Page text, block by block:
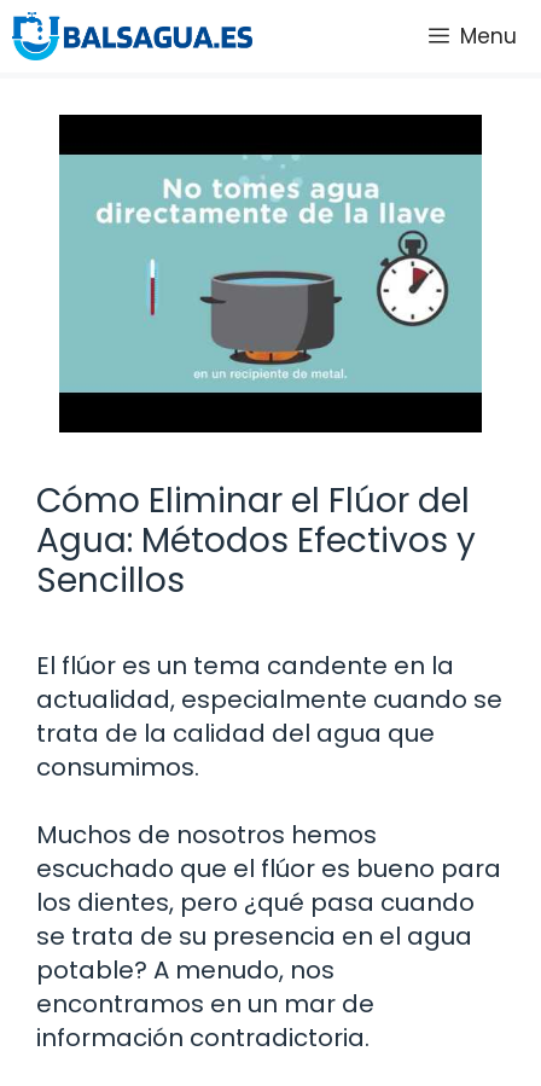
Saltar
al
Menu
Cómo Eliminar el Flúor del
Agua: Métodos Efectivos y
Sencillos
El flúor es un tema candente en la
actualidad, especialmente cuando se
trata de la calidad del agua que
consumimos.
Muchos de nosotros hemos
escuchado que el flúor es bueno para
los dientes, pero ¿qué pasa cuando
se trata de su presencia en el agua
potable? A menudo, nos
encontramos en un mar de
información contradictoria.